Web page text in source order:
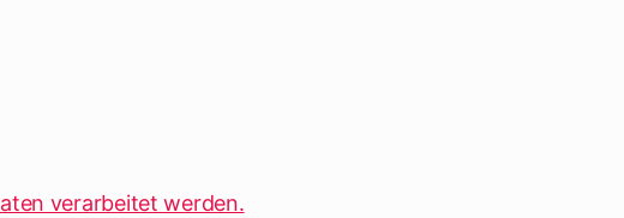
verarbeitet werden.